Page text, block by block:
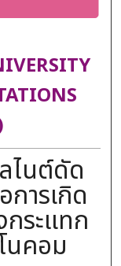
ไนต์ดัด
ารเกิด
ระแทก
นคอม